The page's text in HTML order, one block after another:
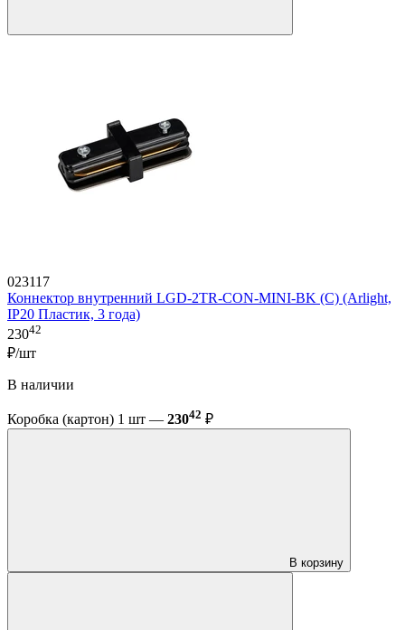
023117
Коннектор внутренний LGD-2TR-CON-MINI-BK (C) (Arlight,
IP20 Пластик, 3 года)
23042
₽/шт
В наличии
Коробка (картон) 1 шт — 23042 ₽
В корзину